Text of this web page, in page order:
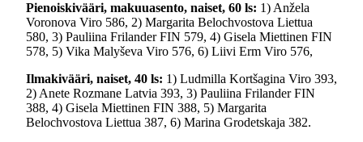
Pienoiskivääri, makuuasento, naiset, 60 ls: 1) Anžela
Voronova Viro 586, 2) Margarita Belochvostova Liettua
580, 3) Pauliina Frilander FIN 579, 4) Gisela Miettinen FIN
578, 5) Vika Malyševa Viro 576, 6) Liivi Erm Viro 576,
Ilmakivääri, naiset, 40 ls: 1) Ludmilla Kortšagina Viro 393,
2) Anete Rozmane Latvia 393, 3) Pauliina Frilander FIN
388, 4) Gisela Miettinen FIN 388, 5) Margarita
Belochvostova Liettua 387, 6) Marina Grodetskaja 382.